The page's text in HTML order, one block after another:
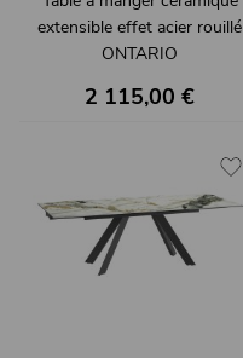
extensible effet acier rouillé
ONTARIO
2 115,00 €